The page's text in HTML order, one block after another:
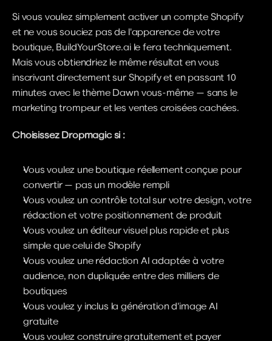
Si vous voulez simplement activer un compte Shopify
et ne vous souciez pas de l'apparence de votre
boutique, BuildYourStore.ai le fera techniquement.
Mais vous obtiendriez le même résultat en vous
inscrivant directement sur Shopify et en passant 10
minutes avec le thème Dawn vous-même — sans le
marketing trompeur et les ventes croisées cachées.
Choisissez Dropmagic si :
Vous voulez une boutique réellement conçue pour
convertir — pas un modèle rempli
Vous voulez un contrôle total sur votre design, votre
rédaction et votre positionnement de produit
Vous voulez un éditeur visuel plus rapide et plus
simple que celui de Shopify
Vous voulez une rédaction AI adaptée à votre
audience, non dupliquée entre des milliers de
boutiques
Vous voulez y inclus la génération d'image AI
gratuite
Vous voulez construire gratuitement et payer